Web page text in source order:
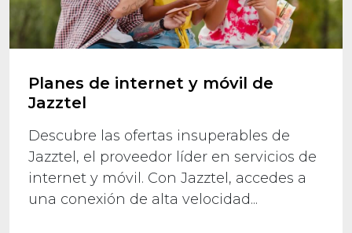
Planes de internet y móvil de
Jazztel
Descubre las ofertas insuperables de
Jazztel, el proveedor líder en servicios de
internet y móvil. Con Jazztel, accedes a
una conexión de alta velocidad...